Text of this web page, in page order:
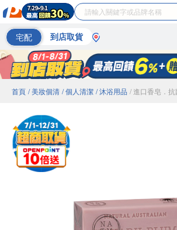
宅配 到店取貨
首頁 / 美妝個清 / 個人清潔 / 沐浴用品 / 進口香皂．